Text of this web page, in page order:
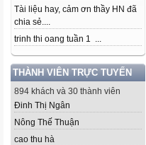
Tài liệu hay, cảm ơn thầy HN đã
chia sẻ....
trinh thi oang tuần 1 ...
THÀNH VIÊN TRỰC TUYẾN
894 khách và 30 thành viên
Đinh Thị Ngân
Nông Thế Thuận
cao thu hà